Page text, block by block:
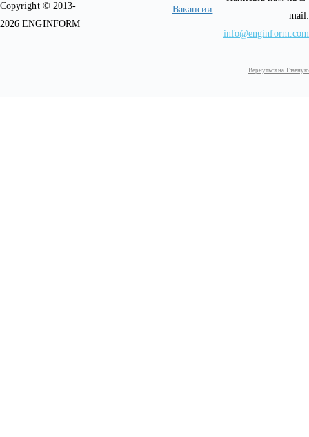
Copyright © 2013-
2026 ENGINFORM
Вакансии
mail:
info@enginform.com
Вернуться на Главную